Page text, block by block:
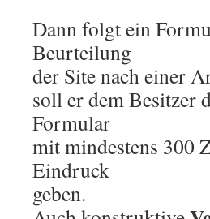
Dann folgt ein
Beurteilung
der Site nach einer
soll er dem Besitzer
Formular
mit mindestens 300
Eindruck
geben.